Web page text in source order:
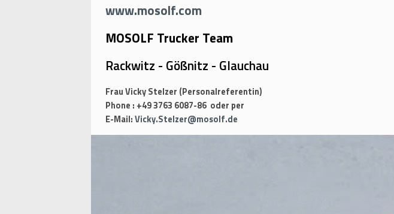
www.mosolf.com
MOSOLF Trucker Team
Rackwitz - Gößnitz - Glauchau
Frau Vicky Stelzer (Personalreferentin)
Phone : +49 3763 6087-86 oder per
E-Mail:Vicky.Stelzer@mosolf.de